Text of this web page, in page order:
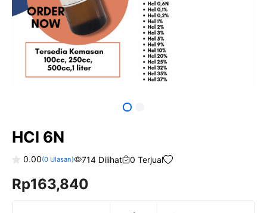
HCl 6N
o
u
0.00(0Ulasan) 714 Dilihat 0 Terjual
Rp163,840